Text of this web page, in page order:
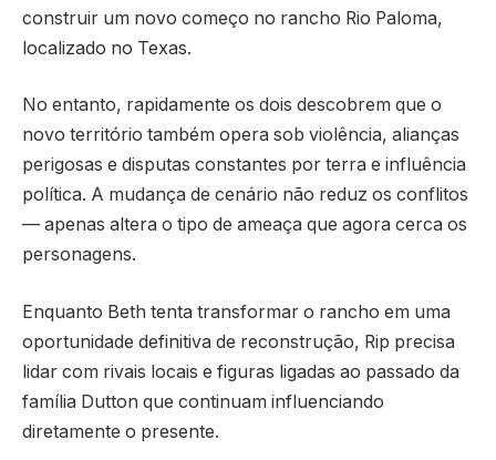
construir um novo começo no rancho Rio Paloma,
localizado no Texas.
No entanto, rapidamente os dois descobrem que o
novo território também opera sob violência, alianças
perigosas e disputas constantes por terra e influência
política. A mudança de cenário não reduz os conflitos
— apenas altera o tipo de ameaça que agora cerca os
personagens.
Enquanto Beth tenta transformar o rancho em uma
oportunidade definitiva de reconstrução, Rip precisa
lidar com rivais locais e figuras ligadas ao passado da
família Dutton que continuam influenciando
diretamente o presente.